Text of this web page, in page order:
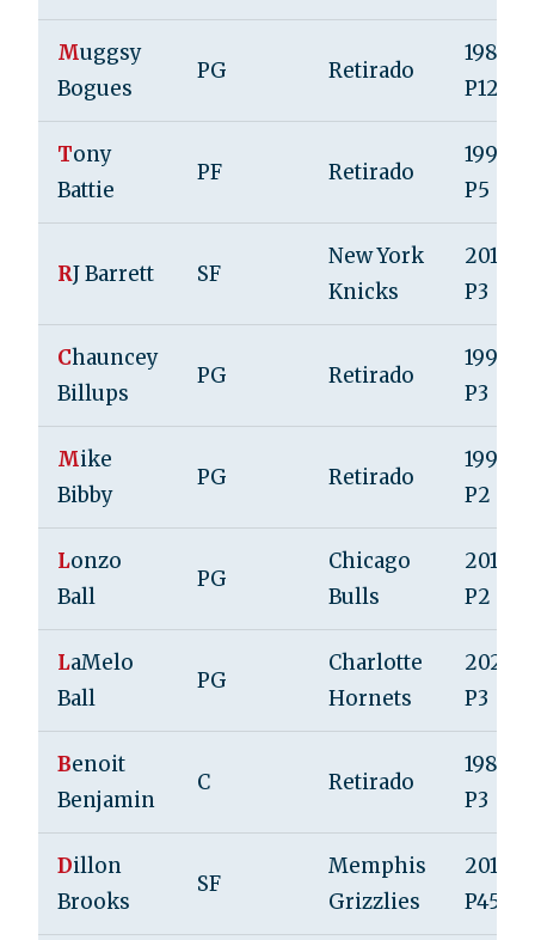
Muggsy
Bogues
PG Retirado
1987,
P12
Tony
Battie
PF Retirado
1997,
P5
RJ Barrett SF
New York
Knicks
2019,
P3
Chauncey
Billups
PG Retirado
1997,
P3
Mike
Bibby
PG Retirado
1998,
P2
Lonzo
Ball
PG
Chicago
Bulls
2017,
P2
LaMelo
Ball
PG
Charlotte
Hornets
2020,
P3
Benoit
Benjamin
C Retirado
1985,
P3
Dillon
Brooks
SF
Memphis
Grizzlies
2017,
P45